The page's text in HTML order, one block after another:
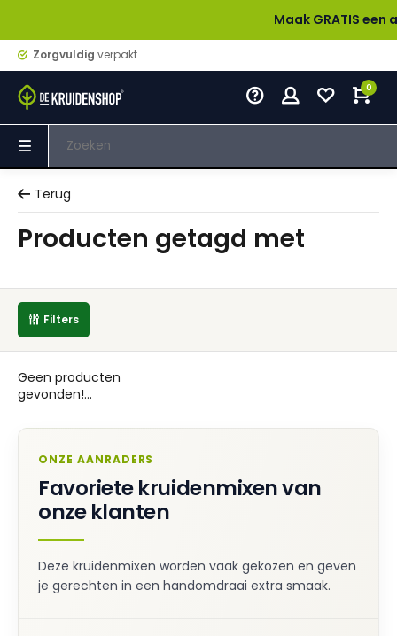
Maak GRATIS een
Zorgvuldig verpakt
0
Terug
Producten getagd met
Filters
Geen producten
gevonden!...
ONZE AANRADERS
Favoriete kruidenmixen van
onze klanten
Deze kruidenmixen worden vaak gekozen en geven
je gerechten in een handomdraai extra smaak.